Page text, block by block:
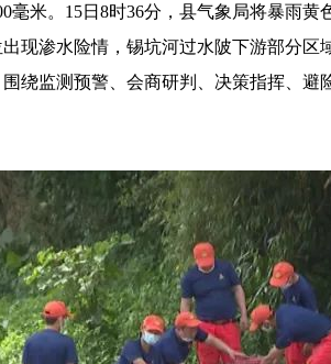
毫米。15日8时36分，县气象局将暴雨
现渗水险情，锡坑河过水陂下游部分
绕监测预警、会商研判、决策指挥、